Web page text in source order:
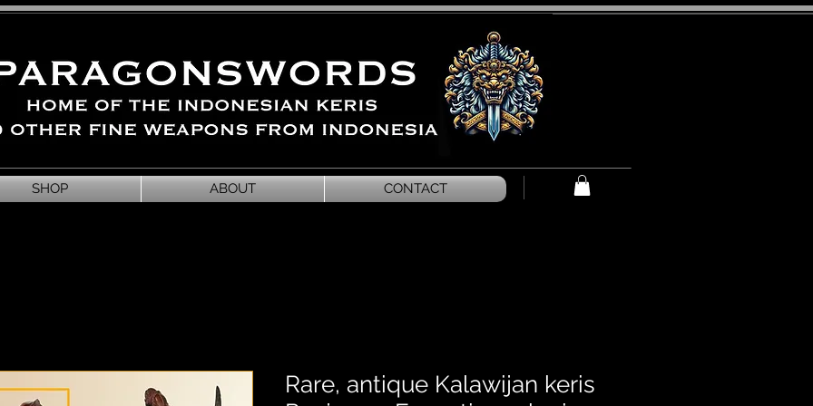
SHOP ABOUT CONTACT
Rare, antique Kalawijan keris